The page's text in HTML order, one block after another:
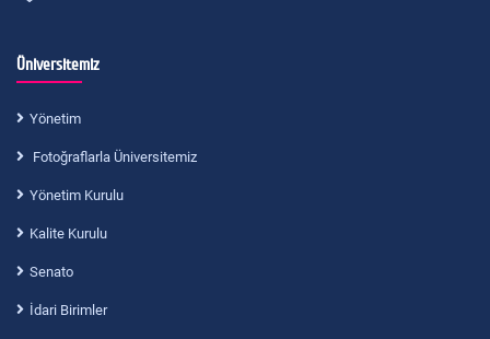
Üniversitemiz
Yönetim
Fotoğraflarla Üniversitemiz
Yönetim Kurulu
Kalite Kurulu
Senato
İdari Birimler